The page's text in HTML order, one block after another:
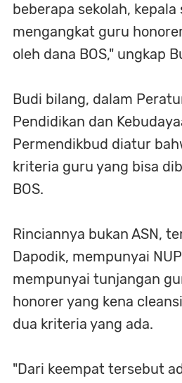
beberapa sekolah, kepala
mengangkat guru
oleh dana BOS," ungkap
Budi bilang, dalam
Pendidikan dan
Permendikbud diatur
kriteria guru yang bisa
BOS.
Rinciannya bukan ASN,
Dapodik, mempunyai
mempunyai tunjangan
honorer yang kena
dua kriteria yang ada.
"Dari keempat tersebut